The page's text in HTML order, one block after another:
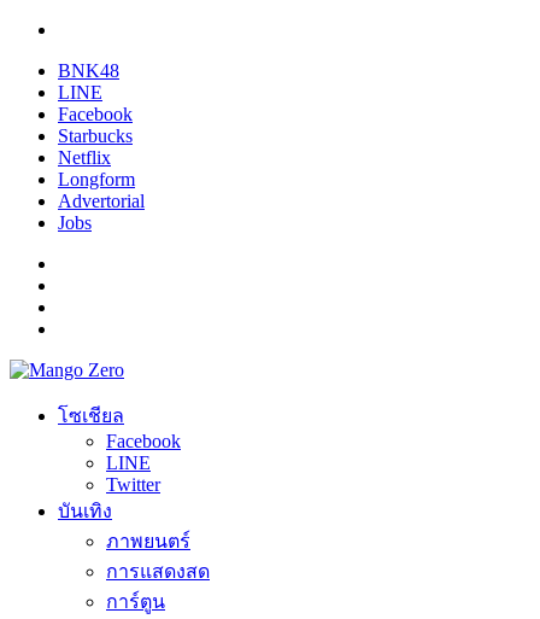
BNK48
LINE
Facebook
Starbucks
Netflix
Longform
Advertorial
Jobs
โซเชียล
Facebook
LINE
Twitter
บันเทิง
ภาพยนตร์
การแสดงสด
การ์ตูน